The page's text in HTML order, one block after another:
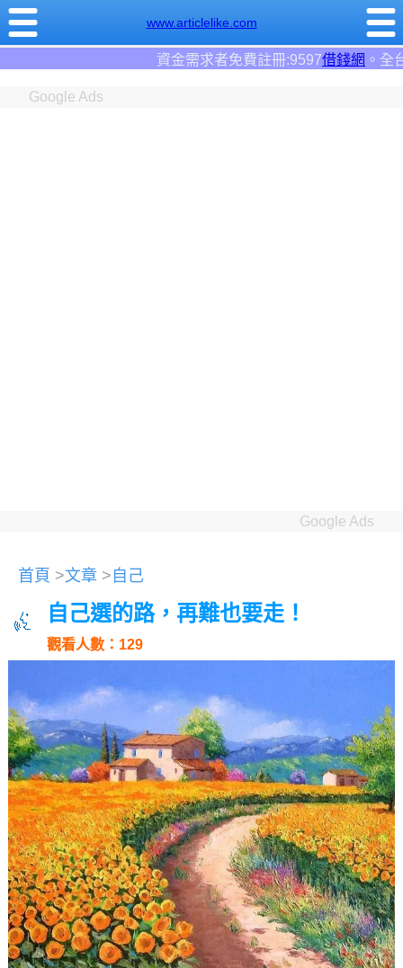
www.articlelike.com
資金需求者免費註冊:9597借錢網。全台前三大借錢網站！
Google Ads
Google Ads
首頁 >文章 > 自己
自己選的路，再難也要走！
觀看人數：129